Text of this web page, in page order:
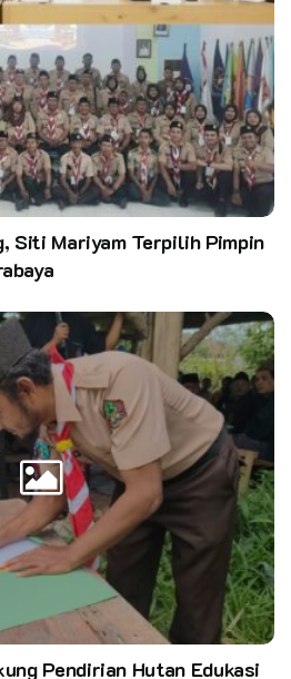
Siti Mariyam Terpilih Pimpin
Pendirian Hutan Edukasi